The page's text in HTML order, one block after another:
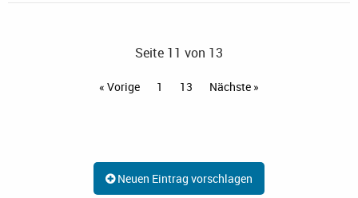
Seite 11 von 13
« Vorige 1 13 Nächste »
Neuen Eintrag vorschlagen